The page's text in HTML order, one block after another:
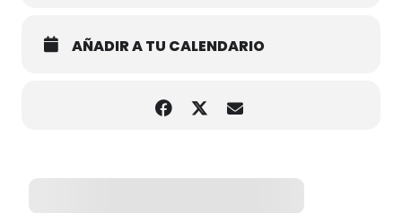
AÑADIR A TU CALENDARIO